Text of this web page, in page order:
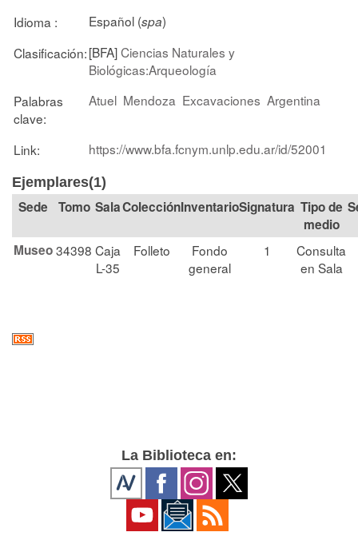
Idioma :
Español (spa)
Clasificación:[BFA]Ciencias Naturales y
Biológicas:Arqueología
Palabras
clave:
Atuel Mendoza Excavaciones Argentina
Link: https://www.bfa.fcnym.unlp.edu.ar/id/52001
Ejemplares(1)
Tomo SalaColección Signatura Tipo de
medio
Museo34398 Caja
L-35
Folleto
Fondo
general
1
Consulta
en Sala
La Biblioteca en: